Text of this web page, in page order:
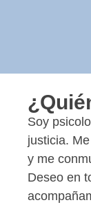
Soy
justicia.
y me
Deseo en